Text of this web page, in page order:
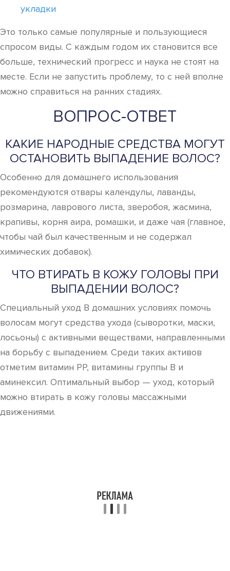
укладки
Это только самые популярные и пользующиеся
спросом виды. С каждым годом их становится все
больше, технический прогресс и наука не стоят на
месте. Если не запустить проблему, то с ней вполне
можно справиться на ранних стадиях.
ВОПРОС-ОТВЕТ
КАКИЕ НАРОДНЫЕ СРЕДСТВА МОГУТ
ОСТАНОВИТЬ ВЫПАДЕНИЕ ВОЛОС?
Особенно для домашнего использования
рекомендуются отвары календулы, лаванды,
розмарина, лаврового листа, зверобоя, жасмина,
крапивы, корня аира, ромашки, и даже чая (главное,
чтобы чай был качественным и не содержал
химических добавок).
ЧТО ВТИРАТЬ В КОЖУ ГОЛОВЫ ПРИ
ВЫПАДЕНИИ ВОЛОС?
Специальный уход В домашних условиях помочь
волосам могут средства ухода (сыворотки, маски,
лосьоны) с активными веществами, направленными
на борьбу с выпадением. Среди таких активов
отметим витамин PP, витамины группы B и
аминексил. Оптимальный выбор — уход, который
можно втирать в кожу головы массажными
движениями.